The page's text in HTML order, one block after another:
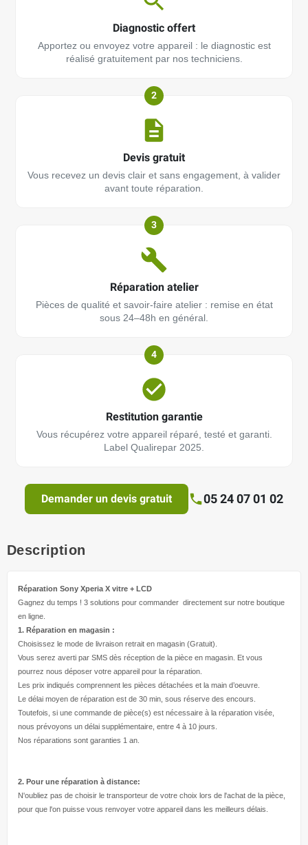
Diagnostic offert
Apportez ou envoyez votre appareil : le diagnostic est
réalisé gratuitement par nos techniciens.
2
Devis gratuit
Vous recevez un devis clair et sans engagement, à valider
avant toute réparation.
3
Réparation atelier
Pièces de qualité et savoir-faire atelier : remise en état
sous 24–48h en général.
4
Restitution garantie
Vous récupérez votre appareil réparé, testé et garanti.
Label Qualirepar 2025.
Demander un devis gratuit 05 24 07 01 02
Description
Réparation Sony Xperia X vitre + LCD
Gagnez du temps ! 3 solutions pour commander directement sur notre boutique
en ligne.
1. Réparation en magasin :
Choisissez le mode de livraison retrait en magasin (Gratuit).
Vous serez averti par SMS dès réception de la pièce en magasin. Et vous
pourrez nous déposer votre appareil pour la réparation.
Les prix indiqués comprennent les pièces détachées et la main d’oeuvre
Le délai moyen de réparation est de 30 min, sous réserve des encours.
Toutefois, si une commande de pièce(s) est nécessaire à la réparation visée,
nous prévoyons un délai supplémentaire, entre 4 à 10 jours.
Nos réparations sont garanties 1 an.
2. Pour une réparation à distance:
N'oubliez pas de choisir le transporteur de votre choix lors de l'achat de la pièce,
pour que l'on puisse vous renvoyer votre appareil dans les meilleurs délais.